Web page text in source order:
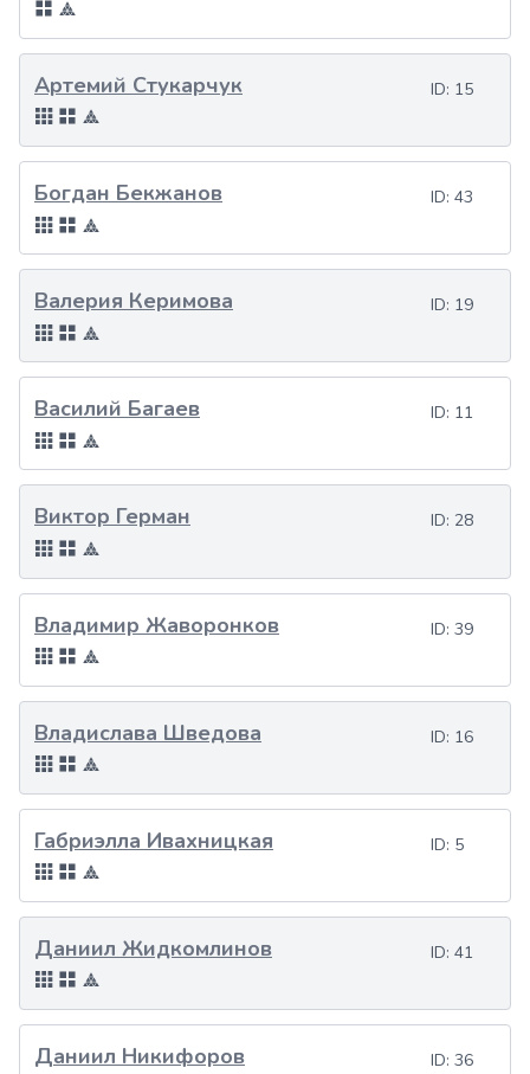
ID: 15
Артемий Стукарчук
ID: 43
Богдан Бекжанов
ID: 19
Валерия Керимова
ID: 11
Василий Багаев
ID: 28
Виктор Герман
ID: 39
Владимир Жаворонков
ID: 16
Владислава Шведова
ID: 5
Габриэлла Ивахницкая
ID: 41
Даниил Жидкомлинов
ID: 36
Даниил Никифоров